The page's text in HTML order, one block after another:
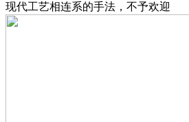
现代工艺相连系的手法，不予欢迎